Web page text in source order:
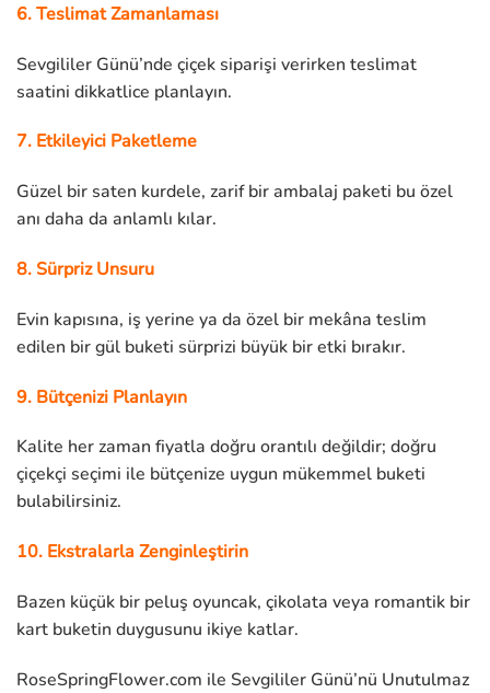
6. Teslimat Zamanlaması
Sevgililer Günü’nde çiçek siparişi verirken teslimat
saatini dikkatlice planlayın.
7. Etkileyici Paketleme
Güzel bir saten kurdele, zarif bir ambalaj paketi bu özel
anı daha da anlamlı kılar.
8. Sürpriz Unsuru
Evin kapısına, iş yerine ya da özel bir mekâna teslim
edilen bir gül buketi sürprizi büyük bir etki bırakır.
9. Bütçenizi Planlayın
Kalite her zaman fiyatla doğru orantılı değildir; doğru
çiçekçi seçimi ile bütçenize uygun mükemmel buketi
bulabilirsiniz.
10. Ekstralarla Zenginleştirin
Bazen küçük bir peluş oyuncak, çikolata veya romantik bir
kart buketin duygusunu ikiye katlar.
RoseSpringFlower.com ile Sevgililer Günü’nü Unutulmaz